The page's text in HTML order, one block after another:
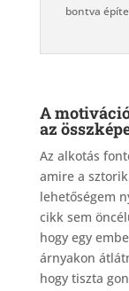
bontva
A
az
Az alkotás
amire a
lehetőségem
cikk sem
hogy egy
árnyakon
hogy tiszta